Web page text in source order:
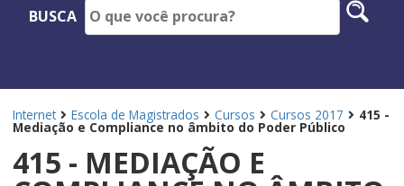
BUSCA
Internet Escola de Magistrados Cursos Cursos 2017 415 -
Mediação e Compliance no âmbito do Poder Público
415 - MEDIAÇÃO E